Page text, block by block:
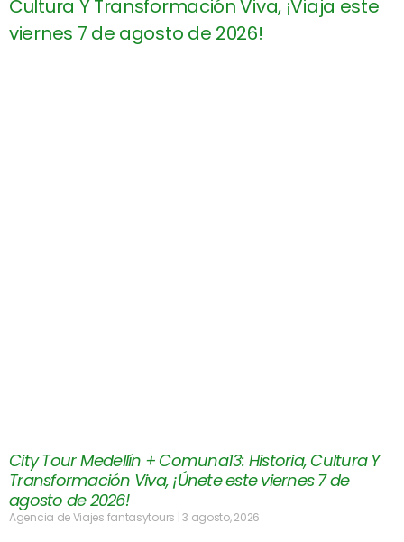
City Tour Medellín + Comuna13: Historia, Cultura Y
Transformación Viva, ¡Únete este viernes 7 de
agosto de 2026!
Agencia de Viajes fantasytours 3 agosto, 2026